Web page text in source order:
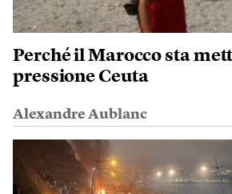
Perché il Marocco sta
pressione Ceuta
Alexandre Aublanc